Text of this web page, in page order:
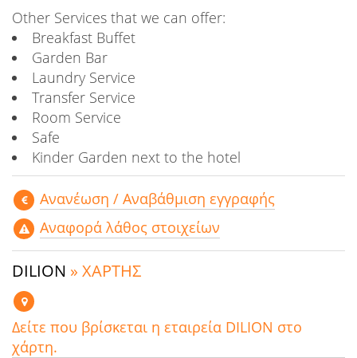
Other Services that we can offer:
Breakfast Buffet
Garden Bar
Laundry Service
Transfer Service
Room Service
Safe
Kinder Garden next to the hotel
Aνανέωση / Αναβάθμιση εγγραφής
Αναφορά λάθος στοιχείων
DILION » ΧΑΡΤΗΣ
Δείτε που βρίσκεται η εταιρεία DILION στο
χάρτη.